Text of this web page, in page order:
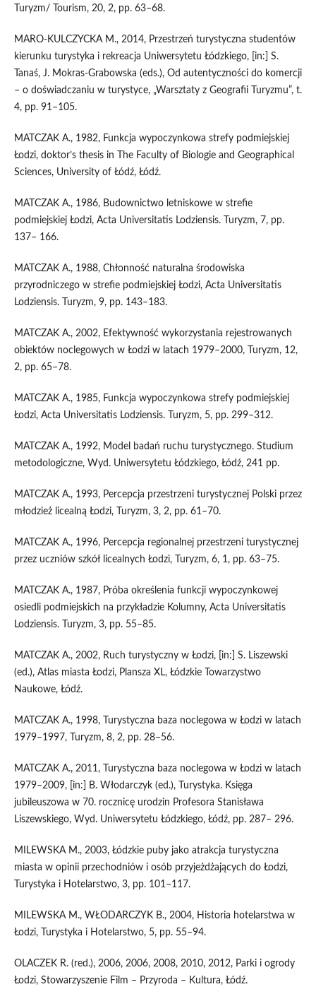
Turyzm/ Tourism, 20, 2, pp. 63–68.
MARO-KULCZYCKA M., 2014, Przestrzeń turystyczna studentów
kierunku turystyka i rekreacja Uniwersytetu Łódzkiego, [in:] S.
Tanaś, J. Mokras-Grabowska (eds.), Od autentyczności do komercji
– o doświadczaniu w turystyce, „Warsztaty z Geografii Turyzmu”, t.
4, pp. 91–105.
MATCZAK A., 1982, Funkcja wypoczynkowa strefy podmiejskiej
Łodzi, doktor’s thesis in The Faculty of Biologie and Geographical
Sciences, University of Łódź, Łódź.
MATCZAK A., 1986, Budownictwo letniskowe w strefie
podmiejskiej Łodzi, Acta Universitatis Lodziensis. Turyzm, 7, pp.
137– 166.
MATCZAK A., 1988, Chłonność naturalna środowiska
przyrodniczego w strefie podmiejskiej Łodzi, Acta Universitatis
Lodziensis. Turyzm, 9, pp. 143–183.
MATCZAK A., 2002, Efektywność wykorzystania rejestrowanych
obiektów noclegowych w Łodzi w latach 1979–2000, Turyzm, 12,
2, pp. 65–78.
MATCZAK A., 1985, Funkcja wypoczynkowa strefy podmiejskiej
Łodzi, Acta Universitatis Lodziensis. Turyzm, 5, pp. 299–312.
MATCZAK A., 1992, Model badań ruchu turystycznego. Studium
metodologiczne, Wyd. Uniwersytetu Łódzkiego, Łódź, 241 pp.
MATCZAK A., 1993, Percepcja przestrzeni turystycznej Polski przez
młodzież licealną Łodzi, Turyzm, 3, 2, pp. 61–70.
MATCZAK A., 1996, Percepcja regionalnej przestrzeni turystycznej
przez uczniów szkół licealnych Łodzi, Turyzm, 6, 1, pp. 63–75.
MATCZAK A., 1987, Próba określenia funkcji wypoczynkowej
osiedli podmiejskich na przykładzie Kolumny, Acta Universitatis
Lodziensis. Turyzm, 3, pp. 55–85.
MATCZAK A., 2002, Ruch turystyczny w Łodzi, [in:] S. Liszewski
(ed.), Atlas miasta Łodzi, Plansza XL, Łódzkie Towarzystwo
Naukowe, Łódź.
MATCZAK A., 1998, Turystyczna baza noclegowa w Łodzi w latach
1979–1997, Turyzm, 8, 2, pp. 28–56.
MATCZAK A., 2011, Turystyczna baza noclegowa w Łodzi w latach
1979–2009, [in:] B. Włodarczyk (ed.), Turystyka. Księga
jubileuszowa w 70. rocznicę urodzin Profesora Stanisława
Liszewskiego, Wyd. Uniwersytetu Łódzkiego, Łódź, pp. 287– 296.
MILEWSKA M., 2003, Łódzkie puby jako atrakcja turystyczna
miasta w opinii przechodniów i osób przyjeżdżających do Łodzi,
Turystyka i Hotelarstwo, 3, pp. 101–117.
MILEWSKA M., WŁODARCZYK B., 2004, Historia hotelarstwa w
Łodzi, Turystyka i Hotelarstwo, 5, pp. 55–94.
OLACZEK R. (red.), 2006, 2006, 2008, 2010, 2012, Parki i ogrody
Łodzi, Stowarzyszenie Film – Przyroda – Kultura, Łódź.